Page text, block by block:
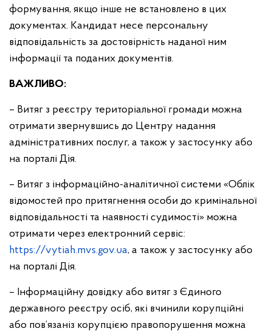
формування, якщо інше не встановлено в цих
документах. Кандидат несе персональну
відповідальність за достовірність наданої ним
інформації та поданих документів.
ВАЖЛИВО:
– Витяг з реєстру територіальної громади можна
отримати звернувшись до Центру надання
адміністративних послуг, а також у застосунку або
на порталі Дія.
– Витяг з інформаційно-аналітичної системи «Облік
відомостей про притягнення особи до кримінальної
відповідальності та наявності судимості» можна
отримати через електронний сервіс:
https://vytiah.mvs.gov.ua, а також у застосунку або
на порталі Дія.
– Інформаційну довідку або витяг з Єдиного
державного реєстру осіб, які вчинили корупційні
або пов’язаніз корупцією правопорушення можна